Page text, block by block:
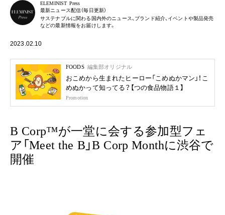
ELEMINIST Press
最新ニュース配信（毎日更新）
サステナブルに関わる国内外のニュース、ブランド紹介、イベントや製品発売
などの最新情報をお届けします。
2023.02.10
FOODS 編集部オリジナル
おこめから生まれたヒーロー「こめぬかマン」！こ
めぬかって知ってる？【つの食品物語１】
Promotion
B Corp™️が一堂に会する参加型フェ
ア「Meet the B」B Corp Monthに渋谷で
開催